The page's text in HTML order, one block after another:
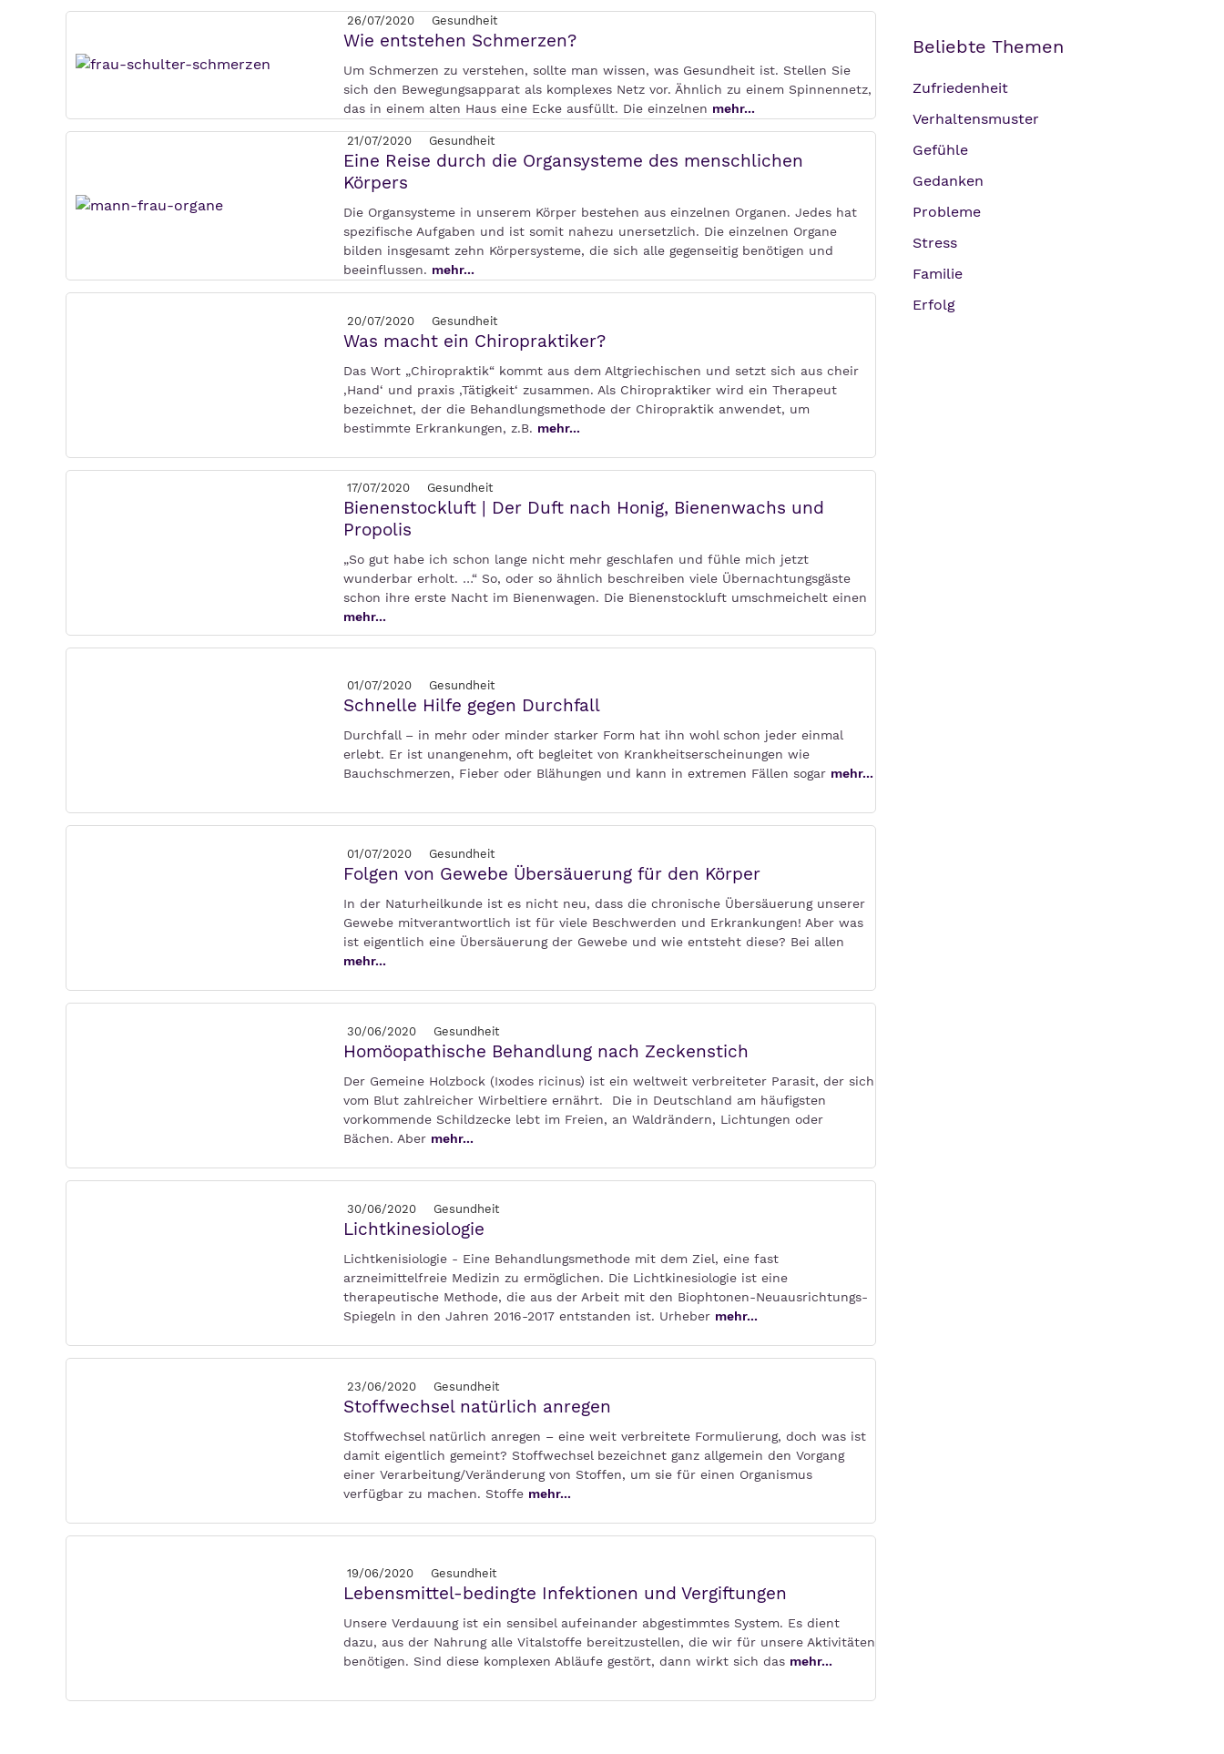
26/07/2020 Gesundheit
Wie entstehen Schmerzen?
Um Schmerzen zu verstehen, sollte man wissen, was Gesundheit ist. Stellen Sie
sich den Bewegungsapparat als komplexes Netz vor. Ähnlich zu einem Spinnennetz,
das in einem alten Haus eine Ecke ausfüllt. Die einzelnen mehr...
21/07/2020 Gesundheit
Eine Reise durch die Organsysteme des menschlichen
Körpers
Die Organsysteme in unserem Körper bestehen aus einzelnen Organen. Jedes hat
spezifische Aufgaben und ist somit nahezu unersetzlich. Die einzelnen Organe
bilden insgesamt zehn Körpersysteme, die sich alle gegenseitig benötigen und
beeinflussen. mehr...
20/07/2020 Gesundheit
Was macht ein Chiropraktiker?
Das Wort „Chiropraktik“ kommt aus dem Altgriechischen und setzt sich aus cheir
‚Hand‘ und praxis ‚Tätigkeit‘ zusammen. Als Chiropraktiker wird ein Therapeut
bezeichnet, der die Behandlungsmethode der Chiropraktik anwendet, um
bestimmte Erkrankungen, z.B. mehr...
17/07/2020 Gesundheit
Bienenstockluft | Der Duft nach Honig, Bienenwachs und
Propolis
„So gut habe ich schon lange nicht mehr geschlafen und fühle mich jetzt
wunderbar erholt. …“ So, oder so ähnlich beschreiben viele Übernachtungsgäste
schon ihre erste Nacht im Bienenwagen. Die Bienenstockluft umschmeichelt einen
mehr...
01/07/2020 Gesundheit
Schnelle Hilfe gegen Durchfall
Durchfall – in mehr oder minder starker Form hat ihn wohl schon jeder einmal
erlebt. Er ist unangenehm, oft begleitet von Krankheitserscheinungen wie
Bauchschmerzen, Fieber oder Blähungen und kann in extremen Fällen sogar mehr...
01/07/2020 Gesundheit
Folgen von Gewebe Übersäuerung für den Körper
In der Naturheilkunde ist es nicht neu, dass die chronische Übersäuerung unserer
Gewebe mitverantwortlich ist für viele Beschwerden und Erkrankungen! Aber was
ist eigentlich eine Übersäuerung der Gewebe und wie entsteht diese? Bei allen
mehr...
30/06/2020 Gesundheit
Homöopathische Behandlung nach Zeckenstich
Der Gemeine Holzbock (Ixodes ricinus) ist ein weltweit verbreiteter Parasit, der sich
vom Blut zahlreicher Wirbeltiere ernährt. Die in Deutschland am häufigsten
vorkommende Schildzecke lebt im Freien, an Waldrändern, Lichtungen oder
Bächen. Aber mehr...
30/06/2020 Gesundheit
Lichtkinesiologie
Lichtkenisiologie - Eine Behandlungsmethode mit dem Ziel, eine fast
arzneimittelfreie Medizin zu ermöglichen. Die Lichtkinesiologie ist eine
therapeutische Methode, die aus der Arbeit mit den Biophtonen-Neuausrichtungs-
Spiegeln in den Jahren 2016-2017 entstanden ist. Urheber mehr...
23/06/2020 Gesundheit
Stoffwechsel natürlich anregen
Stoffwechsel natürlich anregen – eine weit verbreitete Formulierung, doch was ist
damit eigentlich gemeint? Stoffwechsel bezeichnet ganz allgemein den Vorgang
einer Verarbeitung/Veränderung von Stoffen, um sie für einen Organismus
verfügbar zu machen. Stoffe mehr...
19/06/2020 Gesundheit
Lebensmittel-bedingte Infektionen und Vergiftungen
Unsere Verdauung ist ein sensibel aufeinander abgestimmtes System. Es dient
dazu, aus der Nahrung alle Vitalstoffe bereitzustellen, die wir für unsere Aktivitäten
benötigen. Sind diese komplexen Abläufe gestört, dann wirkt sich das mehr...
Beliebte Themen
Zufriedenheit
Verhaltensmuster
Gefühle
Gedanken
Probleme
Stress
Familie
Erfolg